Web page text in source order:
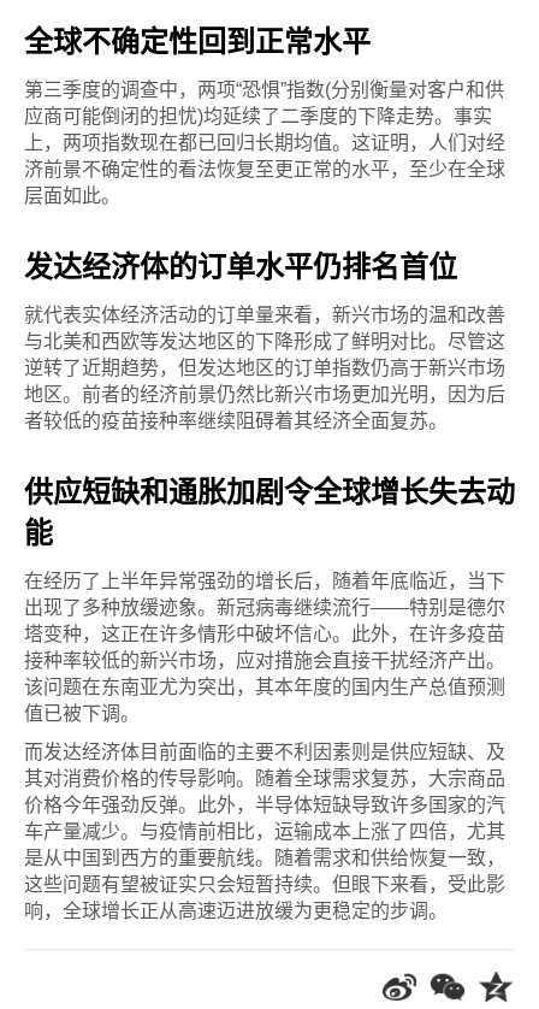
全球不确定性回到正常水平
第三季度的调查中，两项“恐惧”指数(分别衡量对客户和供
应商可能倒闭的担忧)均延续了二季度的下降走势。事实
上，两项指数现在都已回归长期均值。这证明，人们对经
济前景不确定性的看法恢复至更正常的水平，至少在全球
层面如此。
发达经济体的订单水平仍排名首位
就代表实体经济活动的订单量来看，新兴市场的温和改善
与北美和西欧等发达地区的下降形成了鲜明对比。尽管这
逆转了近期趋势，但发达地区的订单指数仍高于新兴市场
地区。前者的经济前景仍然比新兴市场更加光明，因为后
者较低的疫苗接种率继续阻碍着其经济全面复苏。
供应短缺和通胀加剧令全球增长失去动
能
在经历了上半年异常强劲的增长后，随着年底临近，当下
出现了多种放缓迹象。新冠病毒继续流行——特别是德尔
塔变种，这正在许多情形中破坏信心。此外，在许多疫苗
接种率较低的新兴市场，应对措施会直接干扰经济产出。
该问题在东南亚尤为突出，其本年度的国内生产总值预测
值已被下调。
而发达经济体目前面临的主要不利因素则是供应短缺、及
其对消费价格的传导影响。随着全球需求复苏，大宗商品
价格今年强劲反弹。此外，半导体短缺导致许多国家的汽
车产量减少。与疫情前相比，运输成本上涨了四倍，尤其
是从中国到西方的重要航线。随着需求和供给恢复一致，
这些问题有望被证实只会短暂持续。但眼下来看，受此影
响，全球增长正从高速迈进放缓为更稳定的步调。